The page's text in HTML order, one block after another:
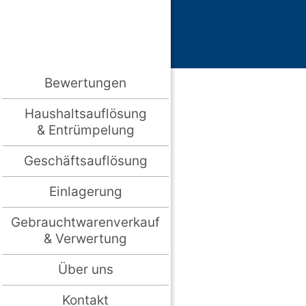
Bewertungen
Haushaltsauflösung
& Entrümpelung
Geschäftsauflösung
Einlagerung
Gebrauchtwarenverkauf
& Verwertung
Über uns
Kontakt